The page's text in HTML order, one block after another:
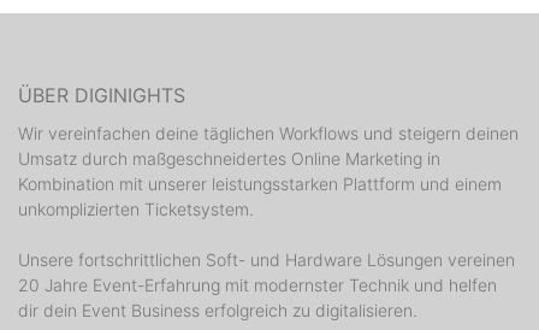
ÜBER DIGINIGHTS
Wir vereinfachen deine täglichen Workflows und steigern deinen
Umsatz durch maßgeschneidertes Online Marketing in
Kombination mit unserer leistungsstarken Plattform und einem
unkomplizierten Ticketsystem.
Unsere fortschrittlichen Soft- und Hardware Lösungen vereinen
20 Jahre Event-Erfahrung mit modernster Technik und helfen
dir dein Event Business erfolgreich zu digitalisieren.